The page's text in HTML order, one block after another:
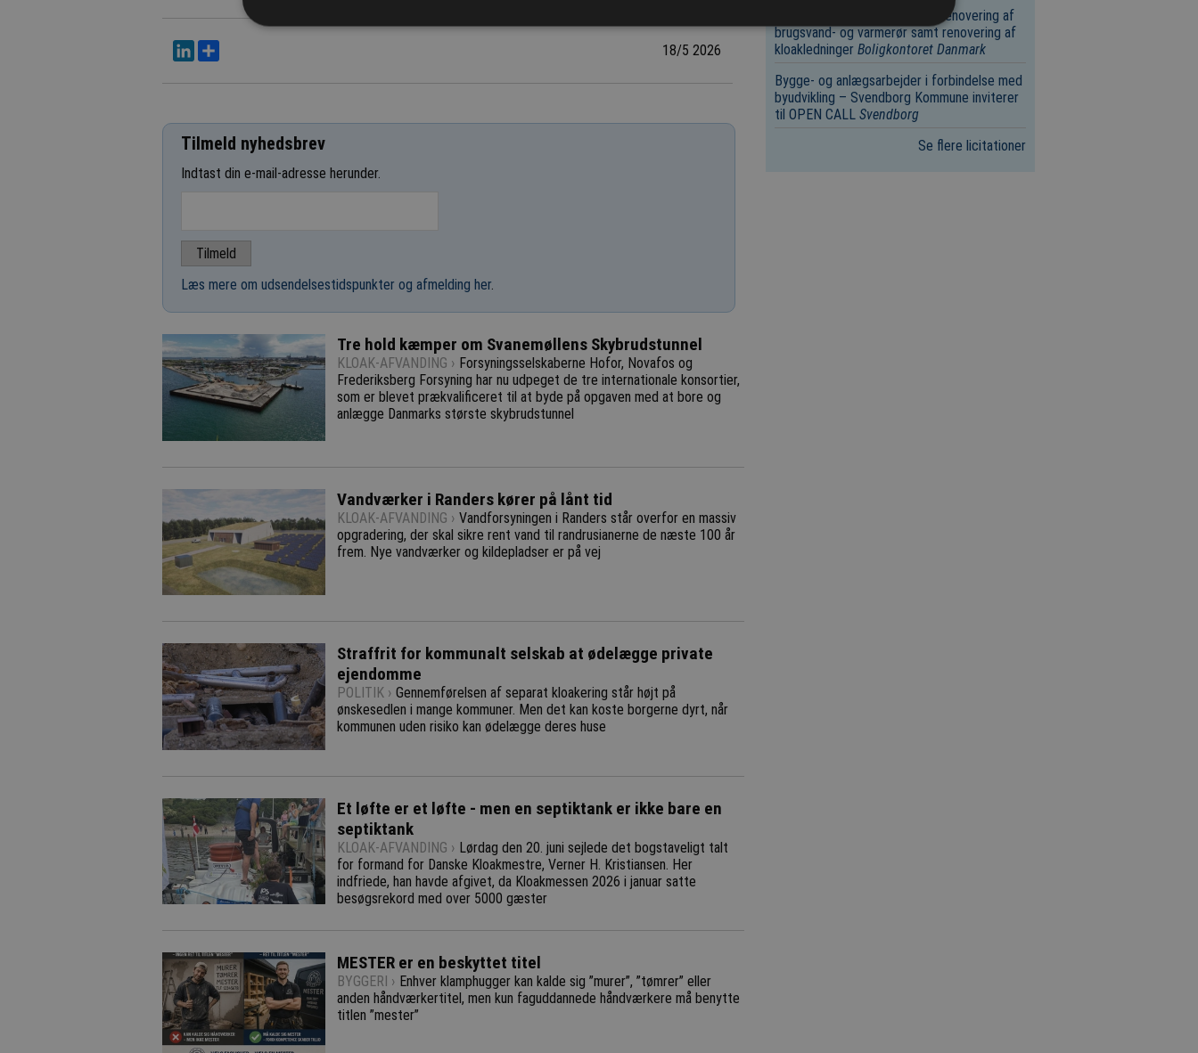
LinkedIn 18/5 2026
Tilmeld nyhedsbrev
Indtast din e-mail-adresse herunder.
Læs mere om udsendelsestidspunkter og afmelding her.
Tre hold kæmper om Svanemøllens Skybrudstunnel
KLOAK-AFVANDING › Forsyningsselskaberne Hofor, Novafos og
Frederiksberg Forsyning har nu udpeget de tre internationale konsortier,
som er blevet prækvalificeret til at byde på opgaven med at bore og
anlægge Danmarks største skybrudstunnel
Vandværker i Randers kører på lånt tid
KLOAK-AFVANDING › Vandforsyningen i Randers står overfor en massiv
opgradering, der skal sikre rent vand til randrusianerne de næste 100 år
frem. Nye vandværker og kildepladser er på vej
Straffrit for kommunalt selskab at ødelægge private
ejendomme
POLITIK › Gennemførelsen af separat kloakering står højt på
ønskesedlen i mange kommuner. Men det kan koste borgerne dyrt, når
kommunen uden risiko kan ødelægge deres huse
Et løfte er et løfte - men en septiktank er ikke bare en
septiktank
KLOAK-AFVANDING › Lørdag den 20. juni sejlede det bogstaveligt talt
for formand for Danske Kloakmestre, Verner H. Kristiansen. Her
indfriede, han havde afgivet, da Kloakmessen 2026 i januar satte
besøgsrekord med over 5000 gæster
MESTER er en beskyttet titel
BYGGERI › Enhver klamphugger kan kalde sig ”murer”, ”tømrer” eller
anden håndværkertitel, men kun faguddannede håndværkere må benytte
titlen ”mester”
Bygge- og anlægsarbejder – Renovering af
brugsvand- og varmerør samt renovering af
kloakledninger Boligkontoret Danmark
Bygge- og anlægsarbejder i forbindelse med
byudvikling – Svendborg Kommune inviterer
til OPEN CALL Svendborg
Se flere licitationer